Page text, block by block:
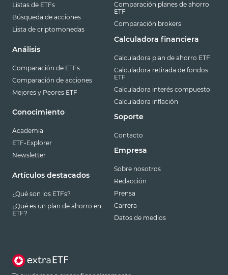
Listas de ETFs
Búsqueda de acciones
Lista de criptomonedas
Análisis
Comparación de ETFs
Comparación de acciones
Mejores y Peores ETF
Conocimiento
Academia
ETF-Explorer
Newsletter
Artículos destacados
¿Qué son los ETFs?
¿Qué es un plan de ahorro en
ETF?
Comparación planes de ahorro
ETF
Comparación brokers
Calculadora financiera
Calculadora plan de ahorro ETF
Calculadora retirada de fondos
ETF
Calculadora interés compuesto
Calculadora inflación
Soporte
Contacto
Empresa
Sobre nosotros
Redacción
Prensa
Carrera
Datos de medios